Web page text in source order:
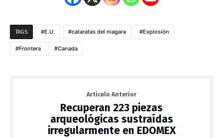
TAGS E.U. cataratas del niagara Explosión
Frontera Canada
Artículo Anterior
Recuperan 223 piezas
arqueológicas sustraídas
irregularmente en EDOMEX